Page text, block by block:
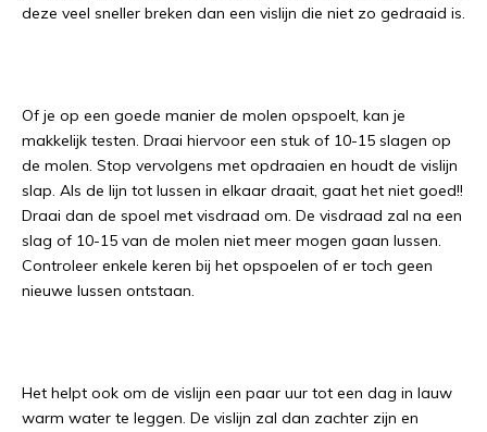
deze veel sneller breken dan een vislijn die niet zo gedraaid is.
Of je op een goede manier de molen opspoelt, kan je
makkelijk testen. Draai hiervoor een stuk of 10-15 slagen op
de molen. Stop vervolgens met opdraaien en houdt de vislijn
slap. Als de lijn tot lussen in elkaar draait, gaat het niet goed!!
Draai dan de spoel met visdraad om. De visdraad zal na een
slag of 10-15 van de molen niet meer mogen gaan lussen.
Controleer enkele keren bij het opspoelen of er toch geen
nieuwe lussen ontstaan.
Het helpt ook om de vislijn een paar uur tot een dag in lauw
warm water te leggen. De vislijn zal dan zachter zijn en